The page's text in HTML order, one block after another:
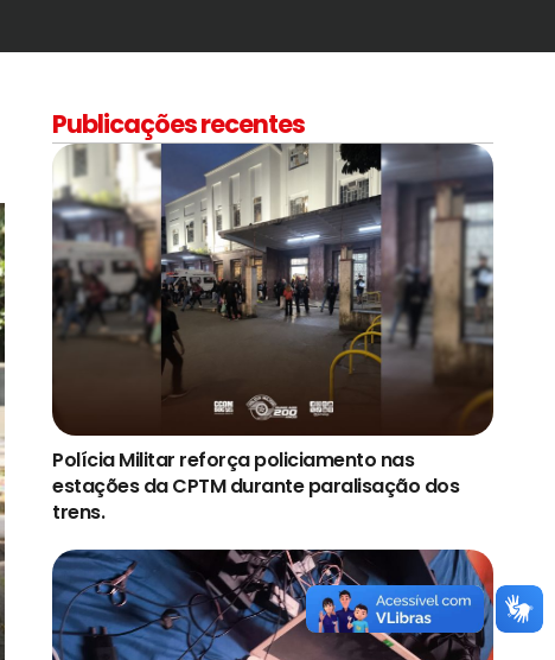
Publicações recentes
Polícia Militar reforça policiamento nas
estações da CPTM durante paralisação dos
trens.